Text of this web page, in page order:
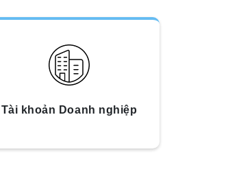
Tài khoản Doanh nghiệp